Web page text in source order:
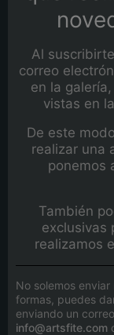
Al
correo
en la
vistas en
De este
realizar una
ponemos
También
exclusivas
realizamos
No solemos
formas, puedes
enviando un
info@artsfite.com